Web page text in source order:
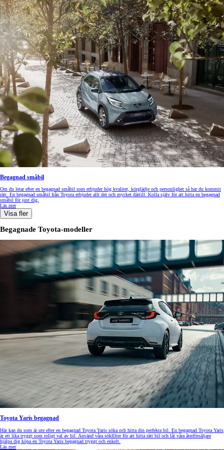
Begagnad småbil
Om du letar efter en begagnad småbil som erbjuder hög kvalitet, körglädje och personlighet så har du kommit
rätt. En begagnad småbil från Toyota erbjuder allt det och mycket därtill. Kolla själv för att hitta en begagnad
småbil för just dig.
Läs mer
Visa fler
Begagnade Toyota-modeller
Toyota Yaris begagnad
Här kan du som är ute efter en begagnad Toyota Yaris söka och hitta din perfekta bil. En begagnad Toyota Yaris
är ett lika tryggt som roligt val av bil. Använd våra sökfilter för att hitta rätt bil och låt våra återförsäljare
hjälpa dig köpa en Toyota Yaris begagnad tryggt och enkelt.
Läs mer